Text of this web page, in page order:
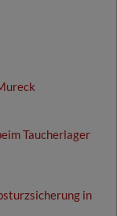
Taucherlager
in